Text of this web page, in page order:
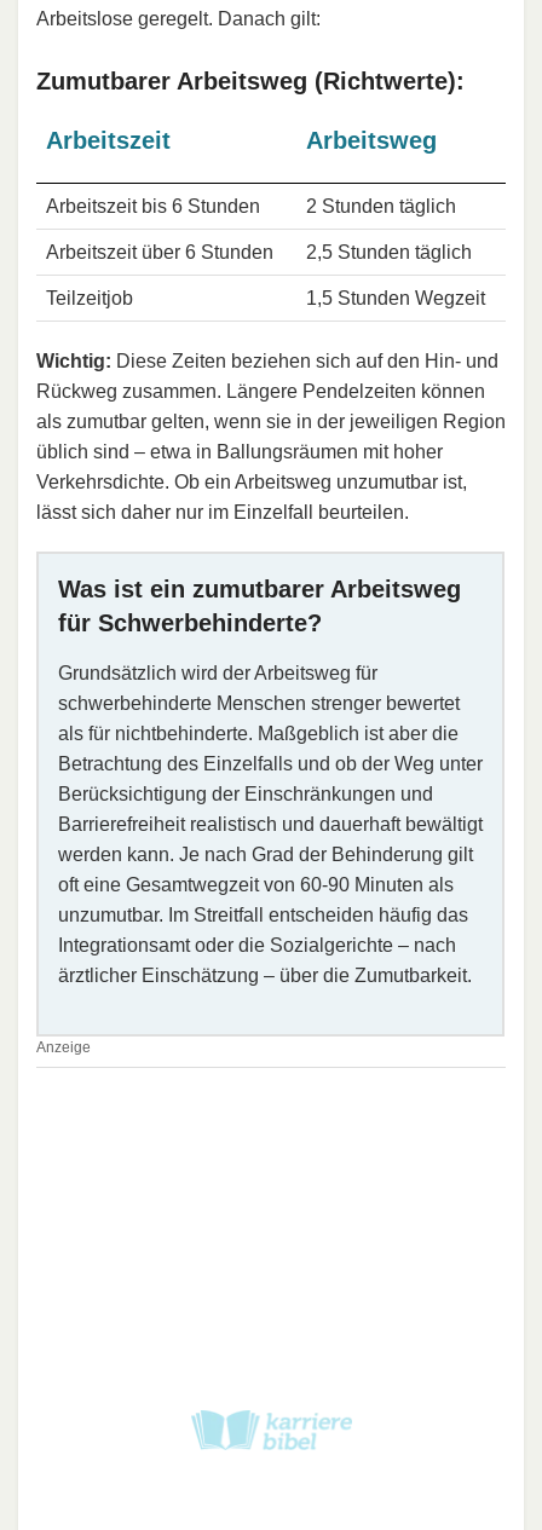
Arbeitslose geregelt. Danach gilt:
Zumutbarer Arbeitsweg (Richtwerte):
Arbeitszeit Arbeitsweg
Arbeitszeit bis 6 Stunden 2 Stunden täglich
Arbeitszeit über 6 Stunden 2,5 Stunden täglich
Teilzeitjob 1,5 Stunden Wegzeit
Wichtig: Diese Zeiten beziehen sich auf den Hin- und
Rückweg zusammen. Längere Pendelzeiten können
als zumutbar gelten, wenn sie in der jeweiligen Region
üblich sind – etwa in Ballungsräumen mit hoher
Verkehrsdichte. Ob ein Arbeitsweg unzumutbar ist,
lässt sich daher nur im Einzelfall beurteilen.
Was ist ein zumutbarer Arbeitsweg
für Schwerbehinderte?
Grundsätzlich wird der Arbeitsweg für
schwerbehinderte Menschen strenger bewertet
als für nichtbehinderte. Maßgeblich ist aber die
Betrachtung des Einzelfalls und ob der Weg unter
Berücksichtigung der Einschränkungen und
Barrierefreiheit realistisch und dauerhaft bewältigt
werden kann. Je nach Grad der Behinderung gilt
oft eine Gesamtwegzeit von 60-90 Minuten als
unzumutbar. Im Streitfall entscheiden häufig das
Integrationsamt oder die Sozialgerichte – nach
ärztlicher Einschätzung – über die Zumutbarkeit.
Anzeige